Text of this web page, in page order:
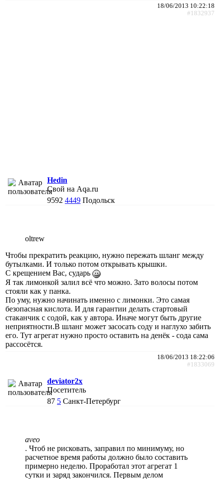
18/06/2013 10:22:18
#1832937
Hedin
Свой на Aqa.ru
9592 4449 Подольск
oltrew
Чтобы прекратить реакцию, нужно пережать шланг между
бутылками. И только потом открывать крышки.
С крещением Вас, сударь
Я так лимонкой залил всё что можно. Зато волосы потом
стояли как у панка.
По уму, нужно начинать именно с лимонки. Это самая
безопасная кислота. И для гарантии делать стартовый
стаканчик с содой, как у автора. Иначе могут быть другие
неприятности.В шланг может засосать соду и наглухо забить
его. Тут агрегат нужно просто оставить на денёк - сода сама
рассосётся.
18/06/2013 18:22:06
#1833069
deviator2x
Посетитель
87 5 Санкт-Петербург
aveo
. Чтоб не рисковать, заправил по минимуму, но
расчетное время работы должно было составить
примерно неделю. Проработал этот агрегат 1
сутки и заряд закончился. Первым делом